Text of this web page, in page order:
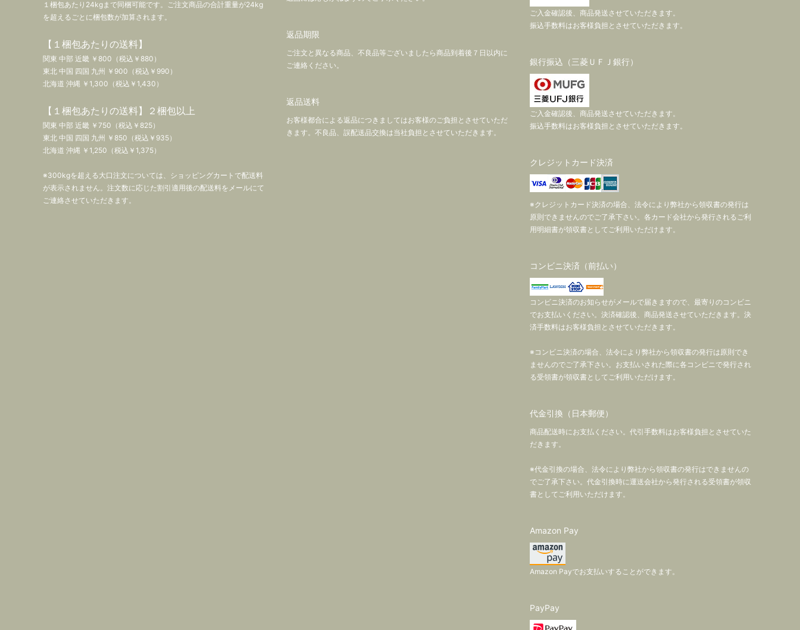
１梱包あたり24kgまで同梱可能です。ご注文商品の合計重量が24kg
を超えるごとに梱包数が加算されます。
【１梱包あたりの送料】
関東 中部 近畿 ￥800（税込￥880）
東北 中国 四国 九州 ￥900（税込￥990）
北海道 沖縄 ￥1,300（税込￥1,430）
【１梱包あたりの送料】２梱包以上
関東 中部 近畿 ￥750（税込￥825）
東北 中国 四国 九州 ￥850（税込￥935）
北海道 沖縄 ￥1,250（税込￥1,375）
※300kgを超える大口注文については、ショッピングカートで配送料
が表示されません。注文数に応じた割引適用後の配送料をメールにて
ご連絡させていただきます。
返品期限
ご注文と異なる商品、不良品等ございましたら商品到着後７日以内に
ご連絡ください。
返品送料
お客様都合による返品につきましてはお客様のご負担とさせていただ
きます。不良品、誤配送品交換は当社負担とさせていただきます。
ご入金確認後、商品発送させていただきます。
振込手数料はお客様負担とさせていただきます。
銀行振込（三菱ＵＦＪ銀行）
ご入金確認後、商品発送させていただきます。
振込手数料はお客様負担とさせていただきます。
クレジットカード決済
※クレジットカード決済の場合、法令により弊社から領収書の発行は
原則できませんのでご了承下さい。各カード会社から発行されるご利
用明細書が領収書としてご利用いただけます。
コンビニ決済（前払い）
コンビニ決済のお知らせがメールで届きますので、最寄りのコンビニ
でお支払いください。決済確認後、商品発送させていただきます。決
済手数料はお客様負担とさせていただきます。
※コンビニ決済の場合、法令により弊社から領収書の発行は原則でき
ませんのでご了承下さい。お支払いされた際に各コンビニで発行され
る受領書が領収書としてご利用いただけます。
代金引換（日本郵便）
商品配送時にお支払ください。代引手数料はお客様負担とさせていた
だきます。
※代金引換の場合、法令により弊社から領収書の発行はできませんの
でご了承下さい。代金引換時に運送会社から発行される受領書が領収
書としてご利用いただけます。
Amazon Pay
Amazon Payでお支払いすることができます。
PayPay